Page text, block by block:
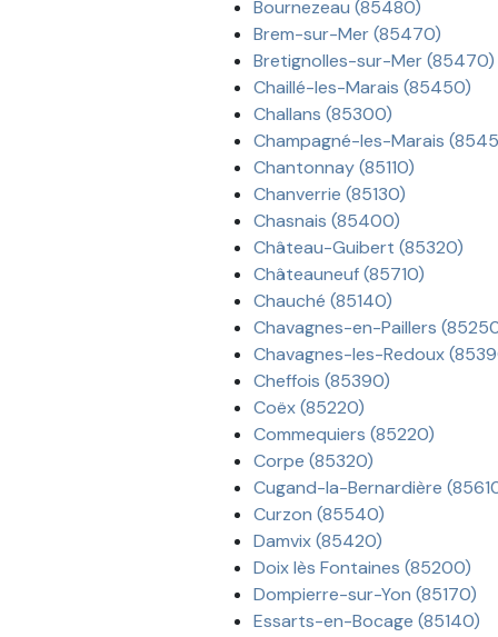
Bournezeau (85480)
Brem-sur-Mer (85470)
Bretignolles-sur-Mer (85470)
Chaillé-les-Marais (85450)
Challans (85300)
Champagné-les-Marais
Chantonnay (85110)
Chanverrie (85130)
Chasnais (85400)
Château-Guibert (85320)
Châteauneuf (85710)
Chauché (85140)
Chavagnes-en-Paillers
Chavagnes-les-Redoux
Cheffois (85390)
Coëx (85220)
Commequiers (85220)
Corpe (85320)
Cugand-la-Bernardière
Curzon (85540)
Damvix (85420)
Doix lès Fontaines (85200)
Dompierre-sur-Yon (85170)
Essarts-en-Bocage (85140)